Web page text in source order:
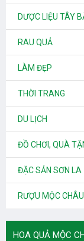
DƯỢC LIỆU TÂY
RAU QUẢ
LÀM ĐẸP
THỜI TRANG
DU LỊCH
ĐỒ CHƠI, QUÀ
ĐẶC SẢN SƠN LA
RƯỢU MỘC CHÂU
HOA QUẢ MỘC